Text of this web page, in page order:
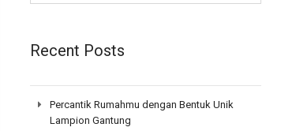
Recent Posts
Percantik Rumahmu dengan Bentuk Unik
Lampion Gantung